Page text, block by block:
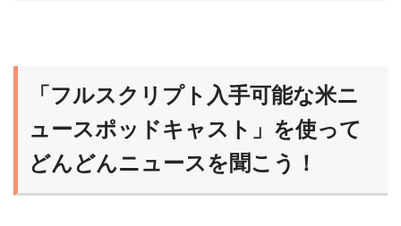
「フルスクリプト入手可能な米ニ
ュースポッドキャスト」を使って
どんどんニュースを聞こう！